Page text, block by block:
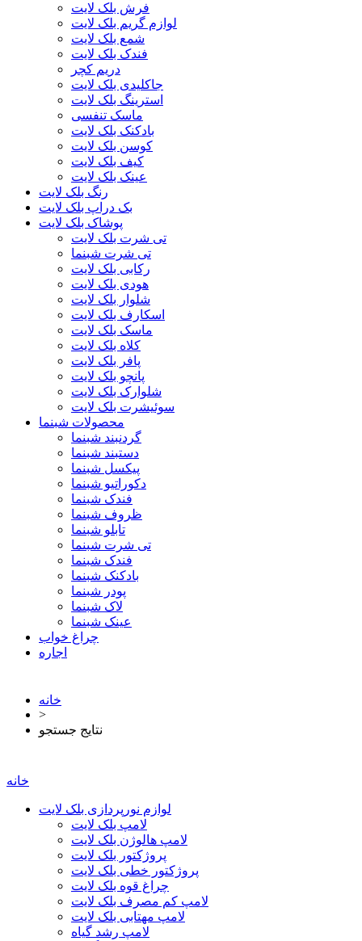
فرش بلک لایت
لوازم گریم بلک لایت
شمع بلک لایت
فندک بلک لایت
دریم کچر
جاکلیدی بلک لایت
استرینگ بلک لایت
ماسک تنفسی
بادکنک بلک لایت
کوسن بلک لایت
کیف بلک لایت
عینک بلک لایت
رنگ بلک لایت
بک دراپ بلک لایت
پوشاک بلک لایت
تی شرت بلک لایت
تی شرت شبنما
رکابی بلک لایت
هودی بلک لایت
شلوار بلک لایت
اسکارف بلک لایت
ماسک بلک لایت
کلاه بلک لایت
پافر بلک لایت
پانچو بلک لایت
شلوارک بلک لایت
سوئیشرت بلک لایت
محصولات شبنما
گردنبند شبنما
دستبند شبنما
پیکسل شبنما
دکوراتیو شبنما
فندک شبنما
ظروف شبنما
تابلو شبنما
تی شرت شبنما
فندک شبنما
بادکنک شبنما
پودر شبنما
لاک شبنما
عینک شبنما
چراغ خواب
اجاره
خانه
>
نتایج جستجو
خانه
لوازم نورپردازی بلک لایت
لامپ بلک لایت
لامپ هالوژن بلک لایت
پروژکتور بلک لایت
پروژکتور خطی بلک لایت
چراغ قوه بلک لایت
لامپ کم مصرف بلک لایت
لامپ مهتابی بلک لایت
لامپ رشد گیاه